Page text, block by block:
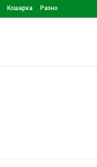
Кошарка Разно